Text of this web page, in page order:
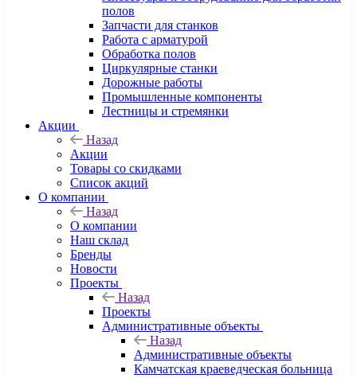
полов
Запчасти для станков
Работа с арматурой
Обработка полов
Циркулярные станки
Дорожные работы
Промышленные компоненты
Лестницы и стремянки
Акции
Назад
Акции
Товары со скидками
Список акций
О компании
Назад
О компании
Наш склад
Бренды
Новости
Проекты
Назад
Проекты
Административные объекты
Назад
Административные объекты
Камчатская краеведческая больница